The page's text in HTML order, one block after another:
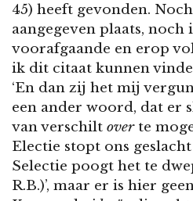
45) heeft gevonden.
aangegeven plaats, noch
voorafgaande en erop
ik dit citaat kunnen
‘En dan zij het mij
een ander woord, dat er
van verschilt overte
Electie stopt ons
Selectie poogt het te
R.B.)’, maar er is hier